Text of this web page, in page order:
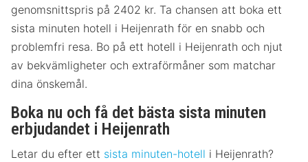
genomsnittspris på 2402 kr. Ta chansen att boka ett
sista minuten hotell i Heijenrath för en snabb och
problemfri resa. Bo på ett hotell i Heijenrath och njut
av bekvämligheter och extraförmåner som matchar
dina önskemål.
Boka nu och få det bästa sista minuten
erbjudandet i Heijenrath
Letar du efter ett sista minuten-hotell i Heijenrath?